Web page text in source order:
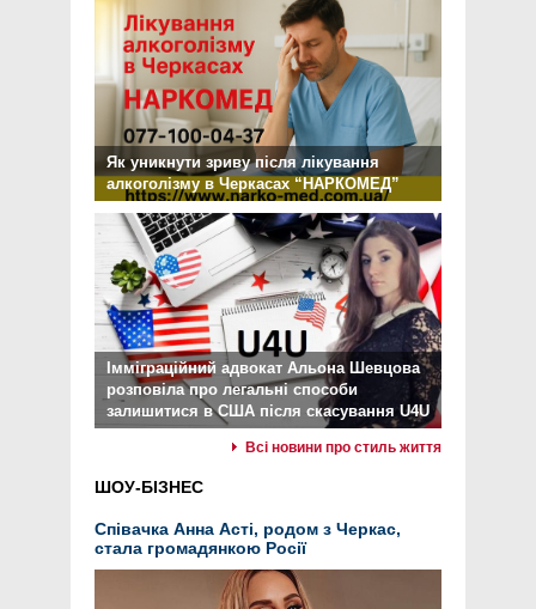
Як уникнути зриву після лікування
алкоголізму в Черкасах “НАРКОМЕД”
Імміграційний адвокат Альона Шевцова
розповіла про легальні способи
залишитися в США після скасування U4U
Всі новини про стиль життя
ШОУ-БІЗНЕС
Співачка Анна Асті, родом з Черкас,
стала громадянкою Росії